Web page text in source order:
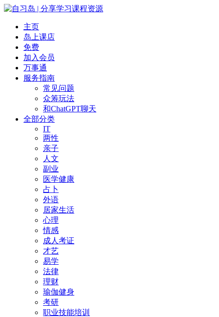
主页
岛上课店
免费
加入会员
万事通
服务指南
常见问题
众筹玩法
和ChatGPT聊天
全部分类
IT
两性
亲子
人文
副业
医学健康
占卜
外语
居家生活
心理
情感
成人考证
才艺
易学
法律
理财
瑜伽健身
考研
职业技能培训